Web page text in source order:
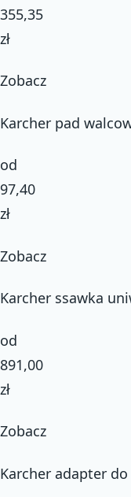
355,35
zł
Zobacz
Karcher pad
od
97,40
zł
Zobacz
Karcher ssawka
od
891,00
zł
Zobacz
Karcher adapter